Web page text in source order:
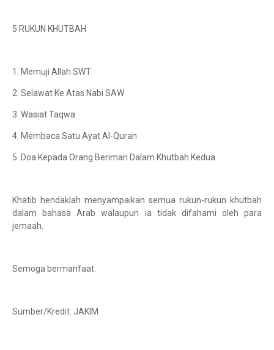
5 RUKUN KHUTBAH
1. Memuji Allah SWT
2. Selawat Ke Atas Nabi SAW
3. Wasiat Taqwa
4. Membaca Satu Ayat Al-Quran
5. Doa Kepada Orang Beriman Dalam Khutbah Kedua
Khatib hendaklah menyampaikan semua rukun-rukun khutbah
dalam bahasa Arab walaupun ia tidak difahami oleh para
jemaah.
Semoga bermanfaat.
Sumber/Kredit: JAKIM